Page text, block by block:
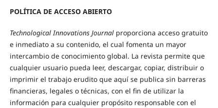
POLÍTICA DE ACCESO ABIERTO
Technological Innovations Journalproporciona acceso gratuito
e inmediato a su contenido, el cual fomenta un mayor
intercambio de conocimiento global. La revista permite que
cualquier usuario pueda leer, descargar, copiar, distribuir o
imprimir el trabajo erudito que aquí se publica sin barreras
financieras, legales o técnicas, con el fin de utilizar la
información para cualquier propósito responsable con el